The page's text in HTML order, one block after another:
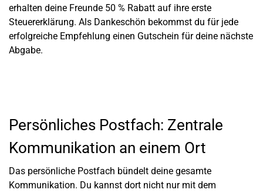
erhalten deine Freunde 50 % Rabatt auf ihre erste
Steuererklärung. Als Dankeschön bekommst du für jede
erfolgreiche Empfehlung einen Gutschein für deine nächste
Abgabe.
Persönliches Postfach: Zentrale
Kommunikation an einem Ort
Das persönliche Postfach bündelt deine gesamte
Kommunikation. Du kannst dort nicht nur mit dem